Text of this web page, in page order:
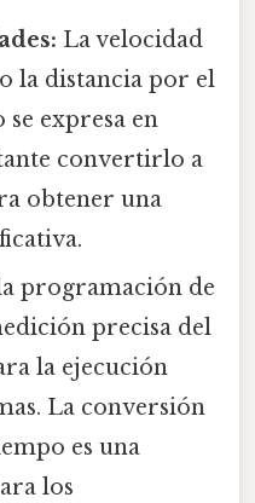
La velocidad
la distancia por el
expresa en
convertirlo a
obtener una
programación de
precisa del
la ejecución
La conversión
es una
los